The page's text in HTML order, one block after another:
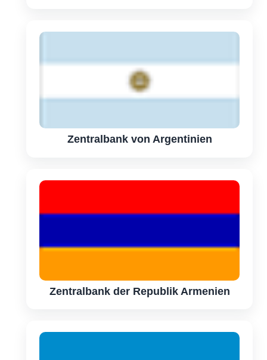
Zentralbank von Argentinien
Zentralbank der Republik Armenien